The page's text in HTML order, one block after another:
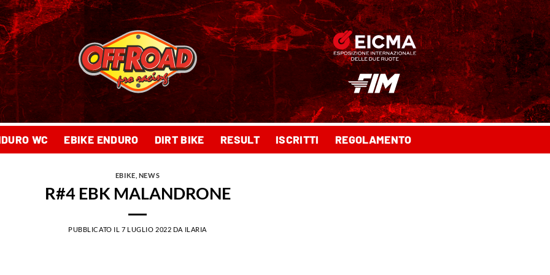
WC EBIKE ENDURO DIRT BIKE RESULT ISCRITTI REGOLAMENTO
EBIKE NEWS
R#4 EBK MALANDRONE
PUBBLICATO IL 7 LUGLIO 2022 DA ILARIA